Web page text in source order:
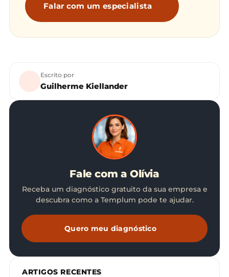
Falar com um especialista
Escrito por
Guilherme Kiellander
Fale com a Olívia
Receba um diagnóstico gratuito da sua empresa e
descubra como a Templum pode te ajudar.
Quero meu diagnóstico
ARTIGOS RECENTES